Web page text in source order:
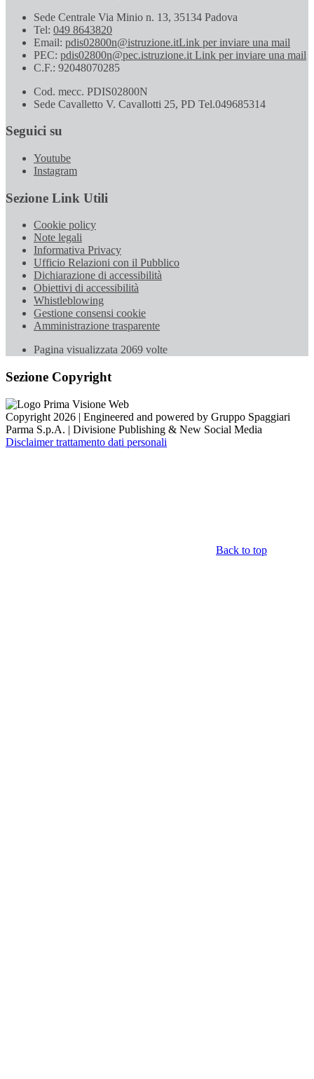
Sede Centrale Via Minio n. 13, 35134 Padova
Tel: 049 8643820
Email: pdis02800n@istruzione.itLink per inviare una mail
PEC: pdis02800n@pec.istruzione.it Link per inviare una mail
C.F.: 92048070285
Cod. mecc. PDIS02800N
Sede Cavalletto V. Cavallotti 25, PD Tel.049685314
Seguici su
Youtube
Instagram
Sezione Link Utili
Cookie policy
Note legali
Informativa Privacy
Ufficio Relazioni con il Pubblico
Dichiarazione di accessibilità
Obiettivi di accessibilità
Whistleblowing
Gestione consensi cookie
Amministrazione trasparente
Pagina visualizzata 2069 volte
Sezione Copyright
Copyright 2026 | Engineered and powered by Gruppo Spaggiari
Parma S.p.A. | Divisione Publishing & New Social Media
Disclaimer trattamento dati personali
Back to top